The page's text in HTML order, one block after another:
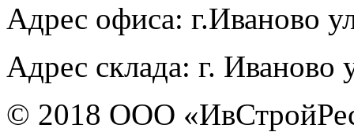
Адрес офиса: г.Иваново
Адрес склада: г. Иваново
© 2018 ООО